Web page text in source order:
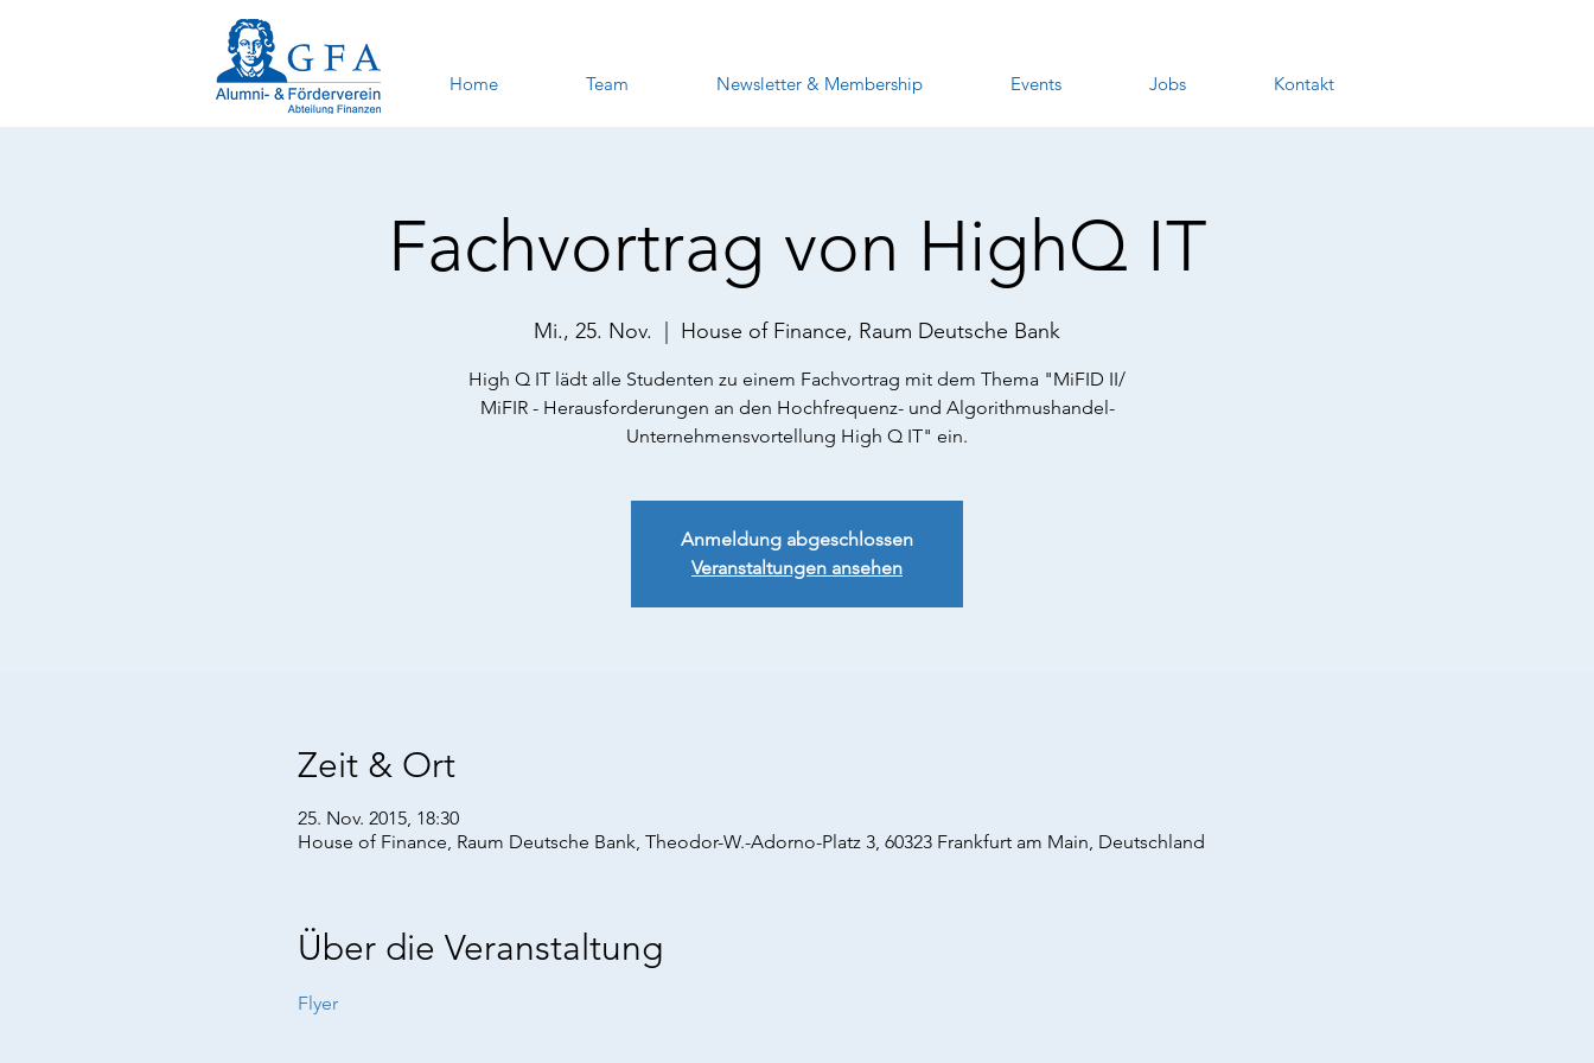
Home Team Newsletter & Membership Events Jobs Kontakt
Fachvortrag von HighQ IT
Mi., 25. Nov. House of Finance, Raum Deutsche Bank
High Q IT lädt alle Studenten zu einem Fachvortrag mit dem Thema "MiFID II/
MiFIR - Herausforderungen an den Hochfrequenz- und Algorithmushandel-
Unternehmensvortellung High Q IT" ein.
Anmeldung abgeschlossen
Veranstaltungen ansehen
Zeit & Ort
25. Nov. 2015, 18:30
House of Finance, Raum Deutsche Bank, Theodor-W.-Adorno-Platz 3, 60323 Frankfurt am Main, Deutschland
Über die Veranstaltung
Flyer